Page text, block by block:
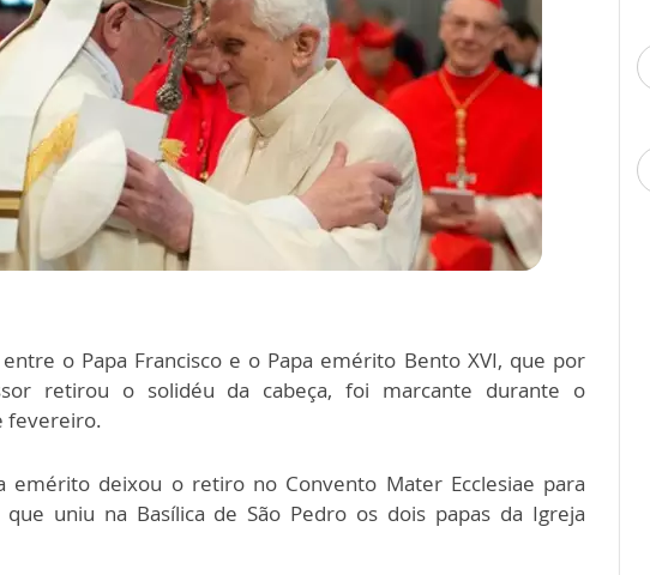
o Papa Francisco e o Papa emérito Bento XVI, que por
retirou o solidéu da cabeça, foi marcante durante o
fevereiro.
emérito deixou o retiro no Convento Mater Ecclesiae para
uniu na Basílica de São Pedro os dois papas da Igreja